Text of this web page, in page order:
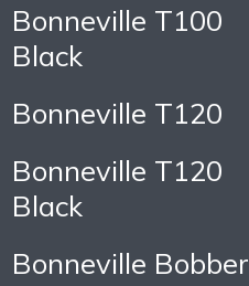
Bonneville T100
Black
Bonneville T120
Bonneville T120
Black
Bonneville Bobber